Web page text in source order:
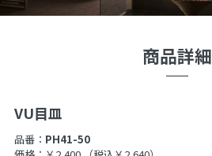
商品詳細
VU目皿
品番： PH41-50